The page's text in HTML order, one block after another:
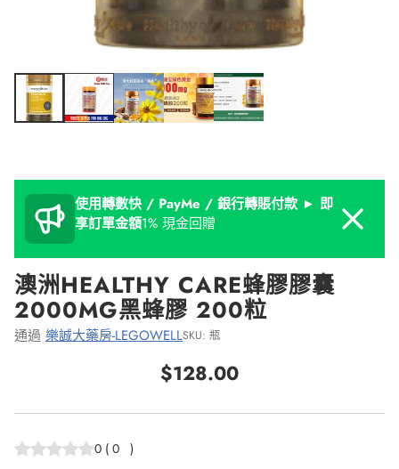
使用轉數快 / PayMe / 銀行轉賬付款 ► 即
享訂單金額1% 現金回贈
Dismiss
澳洲HEALTHY CARE蜂膠膠囊
2000MG黑蜂膠 200粒
通過 樂誠大藥房-LEGOWELLSKU: 瓶
正
常
$128.00
0 ( 0 )